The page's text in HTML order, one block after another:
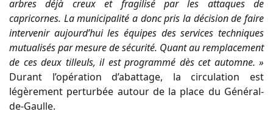
arbres déjà creux et fragilisé par les attaques de
capricornes. La municipalité a donc pris la décision de faire
intervenir aujourd’hui les équipes des services techniques
mutualisés par mesure de sécurité. Quant au remplacement
de ces deux tilleuls, il est programmé dès cet automne. »
Durant l’opération d’abattage, la circulation est
légèrement perturbée autour de la place du Général-
de-Gaulle.